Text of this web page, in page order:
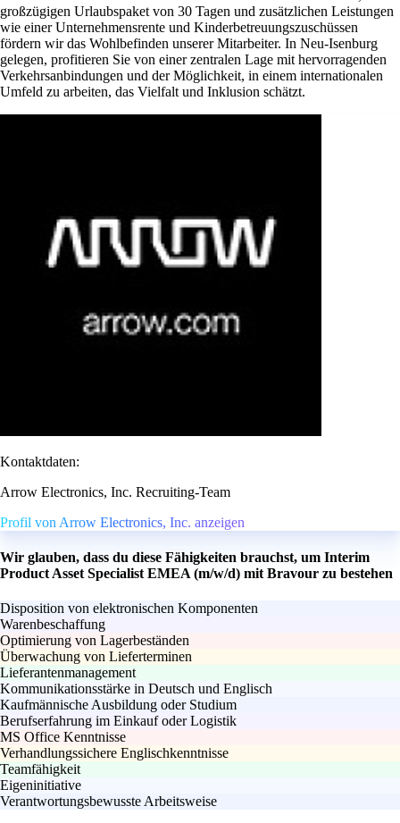
großzügigen Urlaubspaket von 30 Tagen und zusätzlichen Leistungen
wie einer Unternehmensrente und Kinderbetreuungszuschüssen
fördern wir das Wohlbefinden unserer Mitarbeiter. In Neu-Isenburg
gelegen, profitieren Sie von einer zentralen Lage mit hervorragenden
Verkehrsanbindungen und der Möglichkeit, in einem internationalen
Umfeld zu arbeiten, das Vielfalt und Inklusion schätzt.
Kontaktdaten:
Arrow Electronics, Inc. Recruiting-Team
Profil von Arrow Electronics, Inc. anzeigen
Wir glauben, dass du diese Fähigkeiten brauchst, um Interim
Product Asset Specialist EMEA (m/w/d) mit Bravour zu bestehen
Disposition von elektronischen Komponenten
Warenbeschaffung
Optimierung von Lagerbeständen
Überwachung von Lieferterminen
Lieferantenmanagement
Kommunikationsstärke in Deutsch und Englisch
Kaufmännische Ausbildung oder Studium
Berufserfahrung im Einkauf oder Logistik
MS Office Kenntnisse
Verhandlungssichere Englischkenntnisse
Teamfähigkeit
Eigeninitiative
Verantwortungsbewusste Arbeitsweise